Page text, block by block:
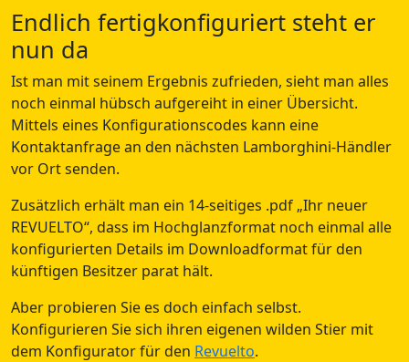
Endlich fertigkonfiguriert steht er
nun da
Ist man mit seinem Ergebnis zufrieden, sieht man alles
noch einmal hübsch aufgereiht in einer Übersicht.
Mittels eines Konfigurationscodes kann eine
Kontaktanfrage an den nächsten Lamborghini-Händler
vor Ort senden.
Zusätzlich erhält man ein 14-seitiges .pdf „Ihr neuer
REVUELTO“, dass im Hochglanzformat noch einmal alle
konfigurierten Details im Downloadformat für den
künftigen Besitzer parat hält.
Aber probieren Sie es doch einfach selbst.
Konfigurieren Sie sich ihren eigenen wilden Stier mit
dem Konfigurator für den Revuelto.